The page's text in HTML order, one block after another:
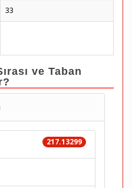
33
ve Taban
217.13299